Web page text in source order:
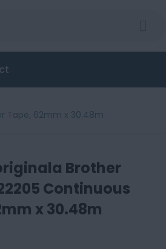
Tape, 62mm x 30.48m
Brother
Continuous
x 30.48m
Tape, 62mm x 30.48m